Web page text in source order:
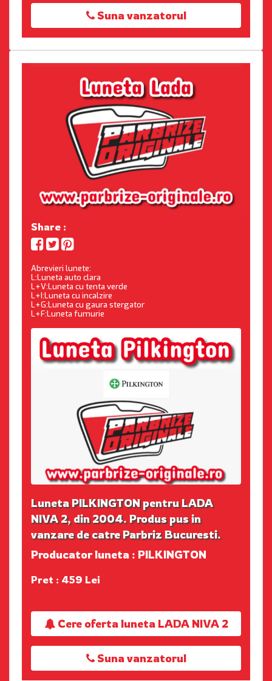
Suna vanzatorul
Share :
Abrevieri lunete:
L:Luneta auto clara
L+V:Luneta cu tenta verde
L+I:Luneta cu incalzire
L+G:Luneta cu gaura stergator
L+F:Luneta fumurie
Luneta PILKINGTON pentru LADA
NIVA 2, din 2004. Produs pus in
vanzare de catre Parbriz Bucuresti.
Producator luneta : PILKINGTON
Pret : 459 Lei
Cere oferta luneta LADA NIVA 2
Suna vanzatorul